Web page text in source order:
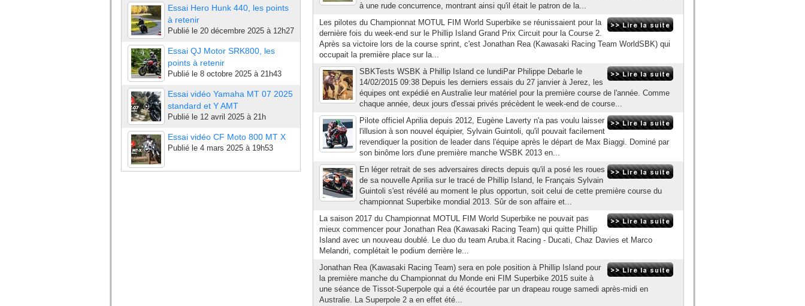
Essai Hero Hunk 440, les points
à retenir
Publié le 20 décembre 2025 à 12h27
Essai QJ Motor SRK800, les
points à retenir
Publié le 8 octobre 2025 à 21h43
Essai vidéo Yamaha MT 07 2025
standard et Y AMT
Publié le 12 avril 2025 à 21h
Essai vidéo CF Moto 800 MT X
Publié le 4 mars 2025 à 19h53
à une rude concurrence, montrant ainsi qu'il était le patron de la...
Les pilotes du Championnat MOTUL FIM World Superbike se réunissaient pour la
dernière fois du week-end sur le Phillip Island Grand Prix Circuit pour la Course 2.
Après sa victoire lors de la course sprint, c'est Jonathan Rea (Kawasaki Racing Team WorldSBK) qui
occupait la première place sur la...
SBKTests WSBK à Phillip Island ce lundiPar Philippe Debarle le
14/02/2015 09:38 Depuis les derniers essais du 27 janvier à Jerez, les
équipes ont expédié en Australie leur matériel pour la première course de l'année. Comme
chaque année, deux jours d'essai privés précèdent le week-end de course...
Pilote officiel Aprilia depuis 2012, Eugène Laverty n'a pas voulu laisser
l'illusion à son nouvel équipier, Sylvain Guintoli, qu'il pouvait facilement
revendiquer la position de leader dans l'équipe après le départ de Max Biaggi. Dominé par
son binôme lors d'une première manche WSBK 2013 en...
En léger retrait de ses adversaires directs depuis qu'il a posé les roues
de sa nouvelle Aprilia sur le tracé de Phillip Island, le Français Sylvain
Guintoli s'est révélé au moment le plus opportun, soit celui de cette première course du
championnat Superbike mondial 2013. Sûr de son affaire et...
La saison 2017 du Championnat MOTUL FIM World Superbike ne pouvait pas
mieux commencer pour Jonathan Rea (Kawasaki Racing Team) qui quitte Phillip
Island avec un nouveau doublé. Le duo du team Aruba.it Racing - Ducati, Chaz Davies et Marco
Melandri, complétait le podium derrière le...
Jonathan Rea (Kawasaki Racing Team) sera en pole position à Phillip Island pour
la première manche du Championnat du Monde eni FIM Superbike 2015 suite à
une séance de Tissot-Superpole qui a été écourtée par un drapeau rouge samedi après-midi en
Australie. La Superpole 2 a en effet été...